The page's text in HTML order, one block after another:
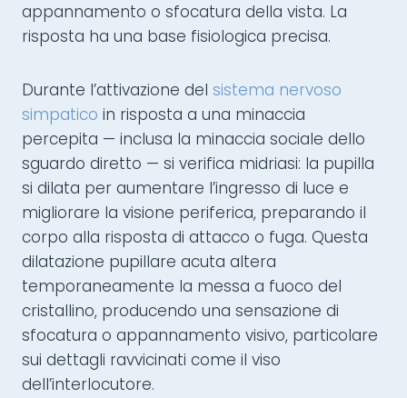
appannamento o sfocatura della vista. La
risposta ha una base fisiologica precisa.
Durante l’attivazione del sistema nervoso
simpatico in risposta a una minaccia
percepita — inclusa la minaccia sociale dello
sguardo diretto — si verifica midriasi: la pupilla
si dilata per aumentare l’ingresso di luce e
migliorare la visione periferica, preparando il
corpo alla risposta di attacco o fuga. Questa
dilatazione pupillare acuta altera
temporaneamente la messa a fuoco del
cristallino, producendo una sensazione di
sfocatura o appannamento visivo, particolare
sui dettagli ravvicinati come il viso
dell’interlocutore.